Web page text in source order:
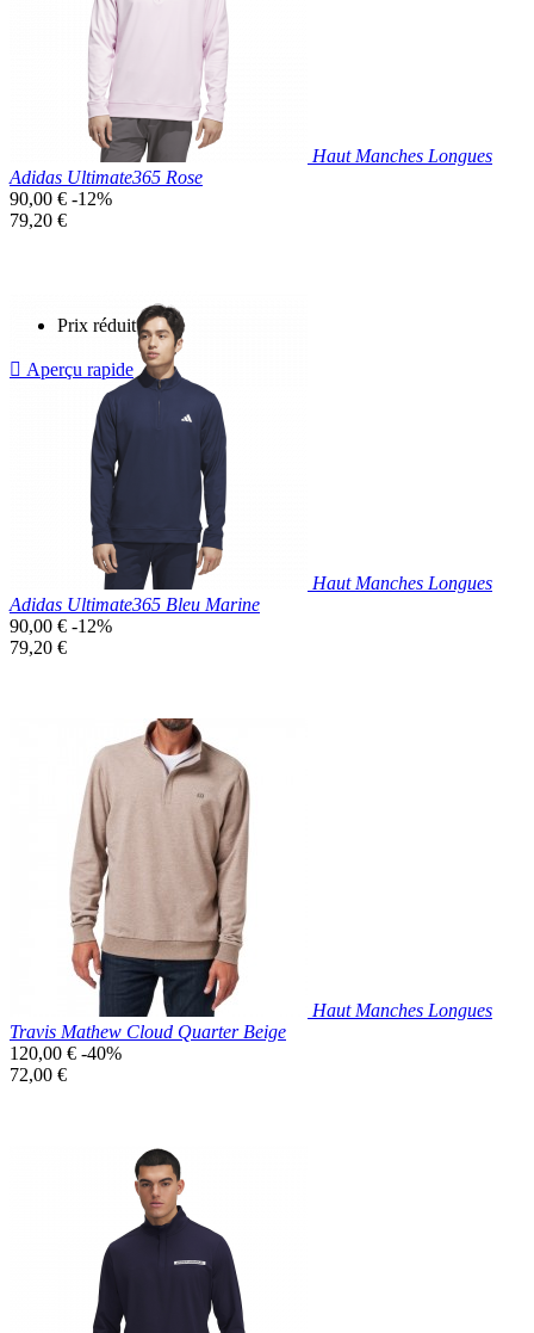
Haut Manches Longues
Adidas Ultimate365 Rose
Prix
de
90,00 € -12%
Prix
79,20 €
Prix réduit
 Aperçu rapide
Haut Manches Longues
Adidas Ultimate365 Bleu Marine
Prix
de
90,00 € -12%
Prix
79,20 €
Prix réduit
Aperçu rapide
Haut Manches Longues
Travis Mathew Cloud Quarter Beige
Prix
de
120,00 € -40%
Prix
72,00 €
Prix réduit